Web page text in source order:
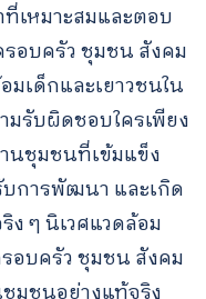
เหมาะสมและตอบ
อบครัว ชุมชน สังคม
เด็กและเยาวชนใน
มรับผิดชอบใครเพียง
นชุมชนที่เข้มแข็ง
บการพัฒนา และเกิด
ๆ นิเวศแวดล้อม
อบครัว ชุมชน สังคม